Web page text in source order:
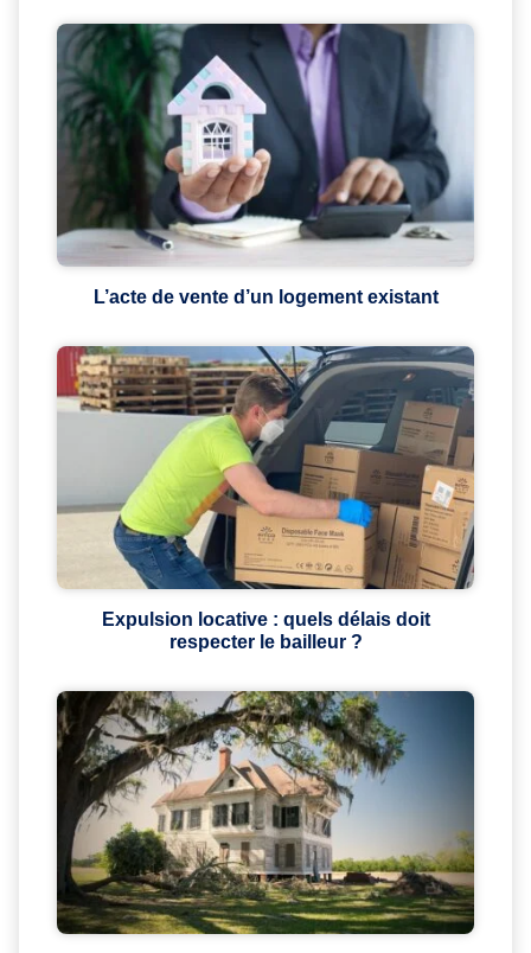
L’acte de vente d’un logement existant
Expulsion locative : quels délais doit
respecter le bailleur ?